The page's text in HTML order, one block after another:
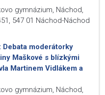
gymnázium, Náchod,
547 01 Náchod-Náchod
moderátorky
Maškové s blízkými
Martinem Vidlákem a
gymnázium, Náchod,